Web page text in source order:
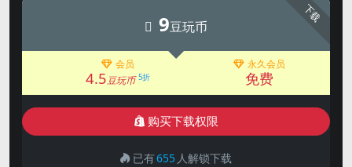
下载
9豆玩币
会员
4.5豆玩币 5折
永久会员
免费
购买下载权限
已有655 人解锁下载